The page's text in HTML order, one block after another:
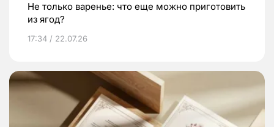
Не только варенье: что еще можно приготовить
из ягод?
17:34 / 22.07.26